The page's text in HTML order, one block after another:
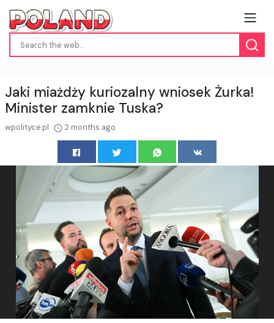
Jaki miażdży kuriozalny wniosek Żurka!
Minister zamknie Tuska?
wpolityce.pl 2 months ago